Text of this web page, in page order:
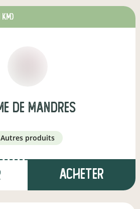
de mandres
autres produits
Acheter